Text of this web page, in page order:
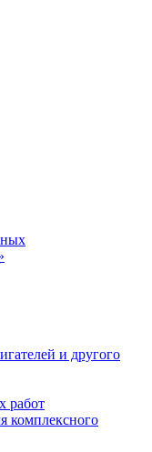
и другого
работ
комплексного